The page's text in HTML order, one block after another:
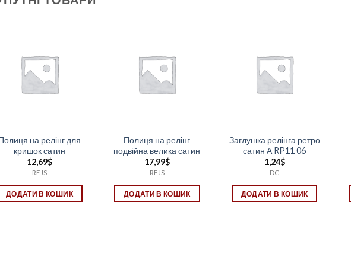
на релінг для
кришок сатин
12,69$
REJS
ДОДАТИ В КОШИК
Полиця на релінг
подвійна велика сатин
17,99$
REJS
ДОДАТИ В КОШИК
Заглушка релінга ретро
сатин А RP11 06
1,24$
DC
ДОДАТИ В КОШИК